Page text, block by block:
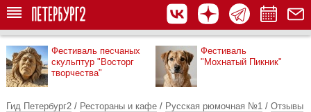
Фестиваль песчаных
скульптур "Восторг
творчества"
Фестиваль
"Мохнатый Пикник"
Гид Петербург2 / Рестораны и кафе / Русская рюмочная №1 / Отзывы